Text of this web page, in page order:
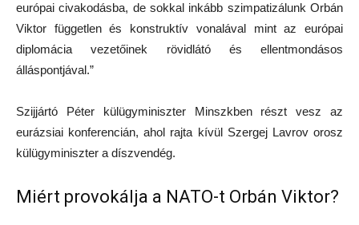
európai civakodásba, de sokkal inkább szimpatizálunk Orbán
Viktor független és konstruktív vonalával mint az európai
diplomácia vezetőinek rövidlátó és ellentmondásos
álláspontjával.”
Szijjártó Péter külügyminiszter Minszkben részt vesz az
eurázsiai konferencián, ahol rajta kívül Szergej Lavrov orosz
külügyminiszter a díszvendég.
Miért provokálja a NATO-t Orbán Viktor?